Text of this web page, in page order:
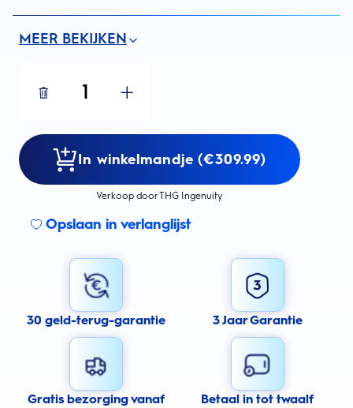
MEER BEKIJKEN
1
In winkelmandje (€309.99)
Verkoop door THG Ingenuity
Opslaan in verlanglijst
30 geld-terug-garantie 3 Jaar Garantie
Gratis bezorging vanaf
Betaal in tot twaalf